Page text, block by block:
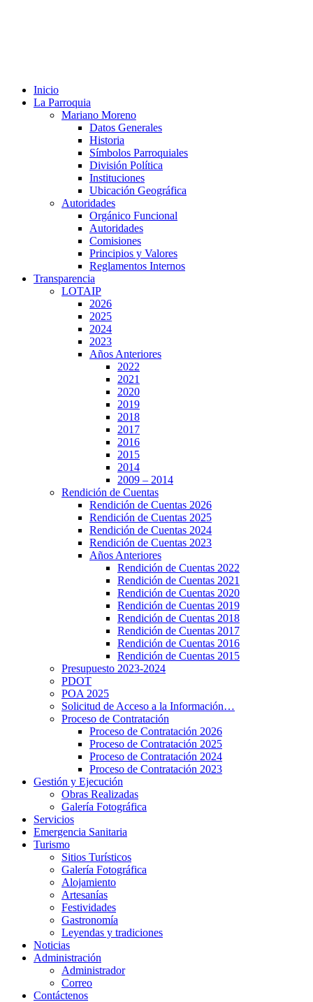
Inicio
La Parroquia
Mariano Moreno
Datos Generales
Historia
Símbolos Parroquiales
División Política
Instituciones
Ubicación Geográfica
Autoridades
Orgánico Funcional
Autoridades
Comisiones
Principios y Valores
Reglamentos Internos
Transparencia
LOTAIP
2026
2025
2024
2023
Años Anteriores
2022
2021
2020
2019
2018
2017
2016
2015
2014
2009 – 2014
Rendición de Cuentas
Rendición de Cuentas 2026
Rendición de Cuentas 2025
Rendición de Cuentas 2024
Rendición de Cuentas 2023
Años Anteriores
Rendición de Cuentas 2022
Rendición de Cuentas 2021
Rendición de Cuentas 2020
Rendición de Cuentas 2019
Rendición de Cuentas 2018
Rendición de Cuentas 2017
Rendición de Cuentas 2016
Rendición de Cuentas 2015
Presupuesto 2023-2024
PDOT
POA 2025
Solicitud de Acceso a la Información…
Proceso de Contratación
Proceso de Contratación 2026
Proceso de Contratación 2025
Proceso de Contratación 2024
Proceso de Contratación 2023
Gestión y Ejecución
Obras Realizadas
Galería Fotográfica
Servicios
Emergencia Sanitaria
Turismo
Sitios Turísticos
Galería Fotográfica
Alojamiento
Artesanías
Festividades
Gastronomía
Leyendas y tradiciones
Noticias
Administración
Administrador
Correo
Contáctenos